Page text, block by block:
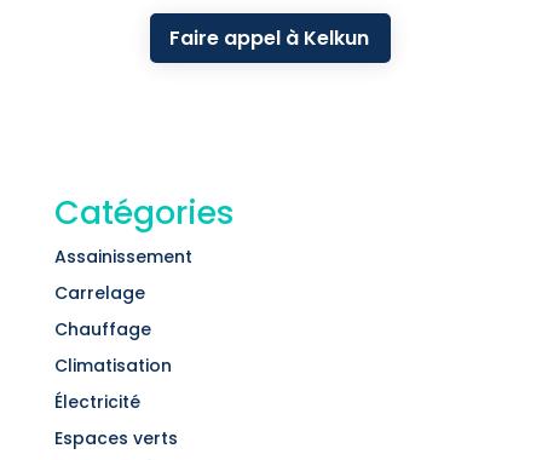
Faire appel à Kelkun
Catégories
Assainissement
Carrelage
Chauffage
Climatisation
Électricité
Espaces verts